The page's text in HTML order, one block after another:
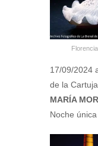
17/09/2024
de la Cartuja
MARÍA
Noche única